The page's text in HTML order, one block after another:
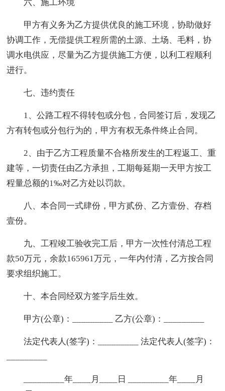
六、施工环境
甲方有义务为乙方提供优良的施工环境，协助做好
协调工作，无偿提供工程所需的土源、土场、毛料，协
调水电供应，尽量为乙方提供施工方便，以利工程顺利
进行。
七、违约责任
1、公路工程不得转包或分包，合同签订后，发现乙
方有转包或分包行为的，甲方有权无条件终止合同。
2、由于乙方工程质量不合格所发生的工程返工、重
建等，一切责任由乙方承担，工期每延期一天甲方按工
程量总额的1‰对乙方处以罚款。
八、本合同一式肆份，甲方贰份、乙方壹份、存档
壹份。
九、工程竣工验收完工后，甲方一次性付清总工程
款50万元，余款165961万元，一年内付清，乙方按合同
要求组织施工。
十、本合同经双方签字后生效。
甲方(公章)：_________ 乙方(公章)：_________
法定代表人(签字)：_________ 法定代表人(签字)：
_________年____月____日 _________年____月